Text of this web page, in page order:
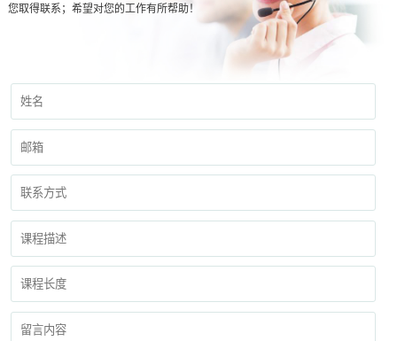
您取得联系；希望对您的工作有所帮助！